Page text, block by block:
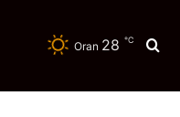
Oran 28 ℃